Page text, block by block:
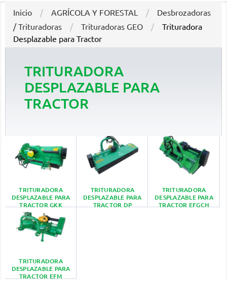
Inicio AGRÍCOLA Y FORESTAL
Desbrozadoras
/ Trituradoras
Trituradoras GEO
Trituradora
Desplazable para Tractor
TRITURADORA
DESPLAZABLE PARA
TRACTOR
TRITURADORA
DESPLAZABLE PARA
TRACTOR GKK
TRITURADORA
DESPLAZABLE PARA
TRACTOR DP
TRITURADORA
DESPLAZABLE PARA
TRACTOR EFGCH
TRITURADORA
DESPLAZABLE PARA
TRACTOR EFM